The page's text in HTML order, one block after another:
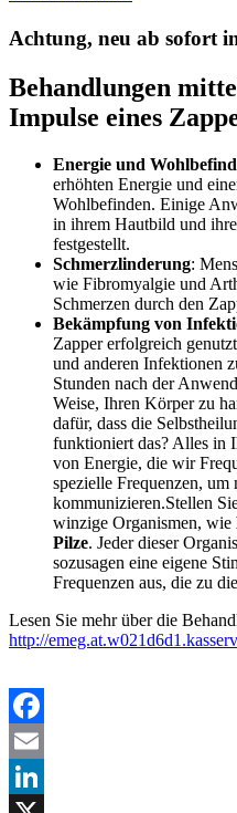
Achtung, neu ab sofort
Behandlungen
Impulse eines
Energie und
erhöhten Energie und
Wohlbefinden. Einige
in ihrem Hautbild und
festgestellt​.
Schmerzlinderung:
wie Fibromyalgie und
Schmerzen durch den
Bekämpfung von
Zapper erfolgreich
und anderen Infektionen
Stunden nach der
Weise, Ihren Körper zu
dafür, dass die
funktioniert das? Alles in
von Energie, die wir
spezielle Frequenzen,
kommunizieren.Stellen
winzige Organismen, wie
Pilze. Jeder dieser
sozusagen eine eigene
Frequenzen aus, die zu
Lesen Sie mehr über die
http://
Facebook
Email